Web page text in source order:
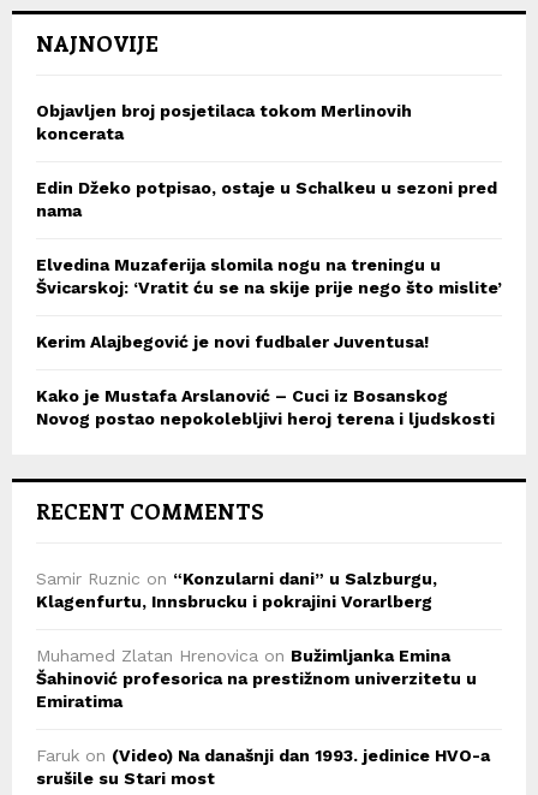
NAJNOVIJE
Objavljen broj posjetilaca tokom Merlinovih
koncerata
Edin Džeko potpisao, ostaje u Schalkeu u sezoni pred
nama
Elvedina Muzaferija slomila nogu na treningu u
Švicarskoj: ‘Vratit ću se na skije prije nego što mislite’
Kerim Alajbegović je novi fudbaler Juventusa!
Kako je Mustafa Arslanović – Cuci iz Bosanskog
Novog postao nepokolebljivi heroj terena i ljudskosti
RECENT COMMENTS
Samir Ruznic on “Konzularni dani” u Salzburgu,
Klagenfurtu, Innsbrucku i pokrajini Vorarlberg
Muhamed Zlatan Hrenovica on Bužimljanka Emina
Šahinović profesorica na prestižnom univerzitetu u
Emiratima
Faruk on (Video) Na današnji dan 1993. jedinice HVO-a
srušile su Stari most